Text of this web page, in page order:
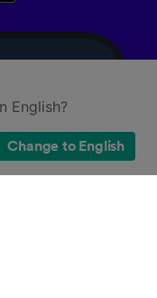
English?
Change to English